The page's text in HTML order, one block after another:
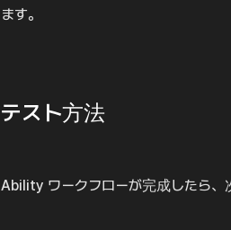
ます。
テスト方法
Ability ワークフローが完成したら、